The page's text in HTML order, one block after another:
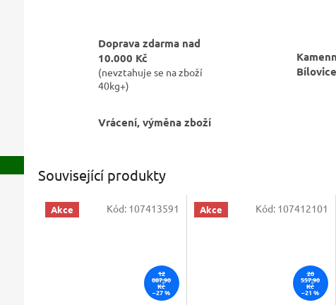
Doprava zdarma nad
10.000 Kč
(nevztahuje se na zboží
40kg+)
Bílovice
Vrácení, výměna zboží
Související produkty
Akce
12
087,90
Kč
–27 %
Kód: 107413591 Akce
20
557,90
Kč
–21 %
Kód: 107412101